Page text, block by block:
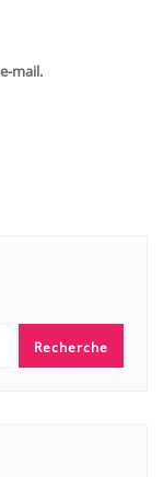
mail.
Recherche